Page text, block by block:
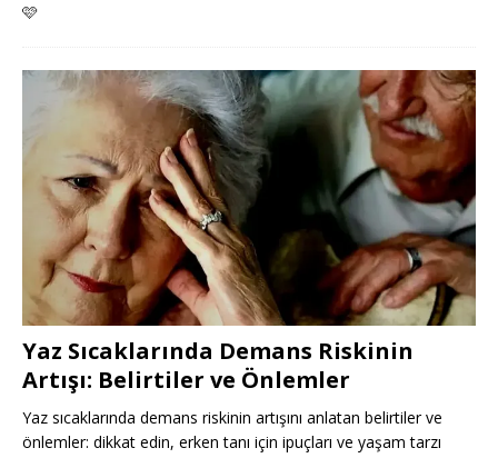
🩷
Yaz Sıcaklarında Demans Riskinin
Artışı: Belirtiler ve Önlemler
Yaz sıcaklarında demans riskinin artışını anlatan belirtiler ve
önlemler: dikkat edin, erken tanı için ipuçları ve yaşam tarzı